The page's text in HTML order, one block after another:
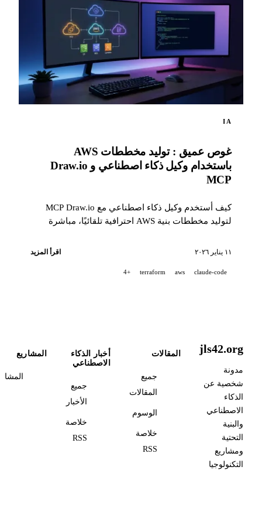
IA
غوص عميق : توليد مخططات AWS
باستخدام وكيل ذكاء اصطناعي و Draw.io
MCP
كيف أستخدم وكيل ذكاء اصطناعي مع MCP Draw.io
لتوليد مخططات بنية AWS احترافية تلقائيًا، مباشرة
١١ يناير ٢٠٢٦ اقرأ المزيد
claude-code
aws
terraform
+4
jls42.org
مدونة
شخصية عن
الذكاء
الاصطناعي
والبنية
التحتية
ومشاريع
التكنولوجيا
المقالات
جميع
المقالات
الوسوم
خلاصة
RSS
أخبار الذكاء
الاصطناعي
جميع
الأخبار
خلاصة
RSS
المشاريع